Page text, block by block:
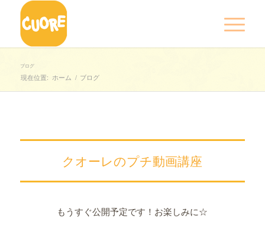
ブログ
現在位置: ホーム / ブログ
クオーレのプチ動画講座
もうすぐ公開予定です！お楽しみに☆